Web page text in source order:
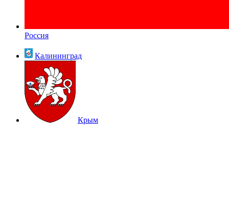
Россия
Калининград
Крым